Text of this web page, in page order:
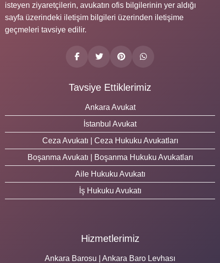
isteyen ziyaretçilerin, avukatın ofis bilgilerinin yer aldığı
sayfa üzerindeki iletişim bilgileri üzerinden iletişime
geçmeleri tavsiye edilir.
Tavsiye Ettiklerimiz
Ankara Avukat
İstanbul Avukat
Ceza Avukatı | Ceza Hukuku Avukatları
Boşanma Avukatı | Boşanma Hukuku Avukatları
Aile Hukuku Avukatı
İş Hukuku Avukatı
Hizmetlerimiz
Ankara Barosu | Ankara Baro Levhası